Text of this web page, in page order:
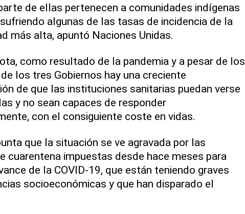
de ellas pertenecen a comunidades indígenas
algunas de las tasas de incidencia de la
más alta, apuntó Naciones Unidas.
como resultado de la pandemia y a pesar de los
los tres Gobiernos hay una creciente
de que las instituciones sanitarias puedan verse
y no sean capaces de responder
con el consiguiente coste en vidas.
que la situación se ve agravada por las
cuarentena impuestas desde hace meses para
de la COVID-19, que están teniendo graves
socioeconómicas y que han disparado el